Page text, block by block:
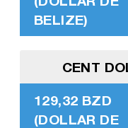
BELIZE)
CENT
129,32 BZD
(DOLLAR DE